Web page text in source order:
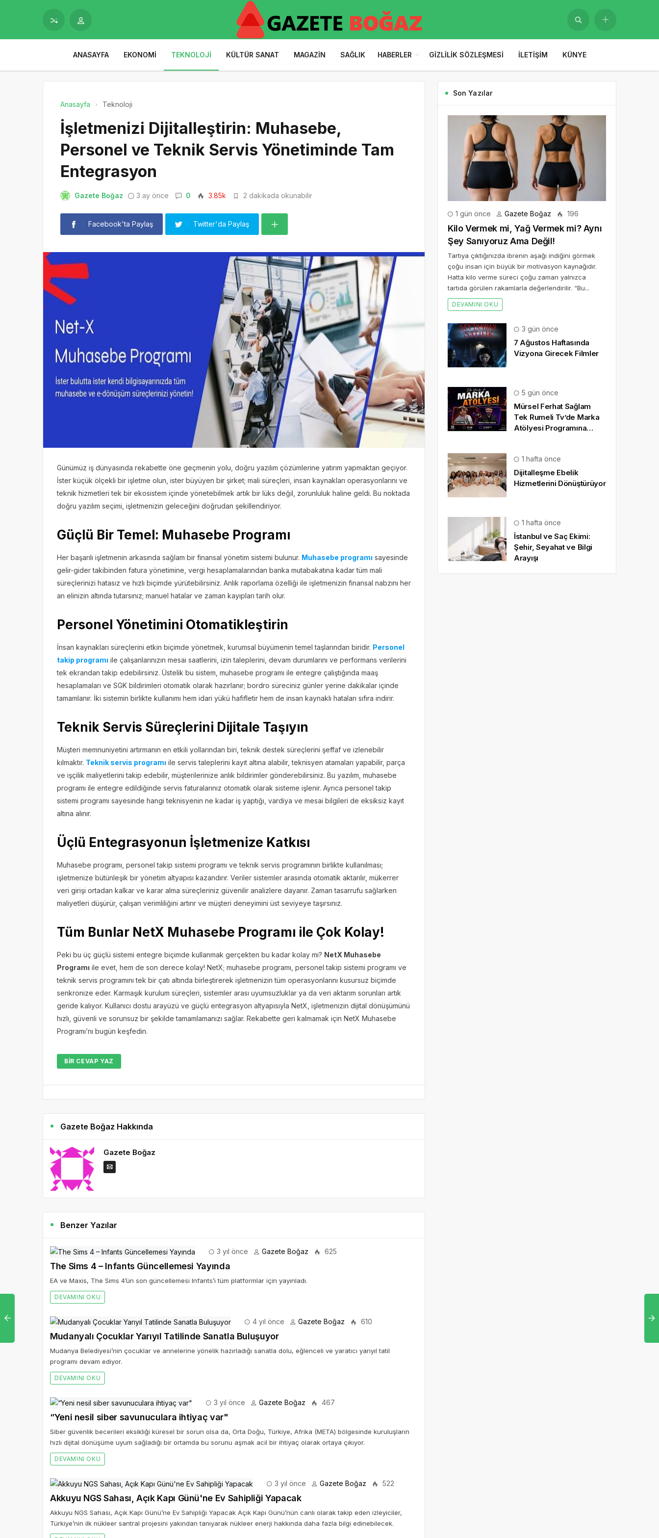
ANASAYFA EKONOMI TEKNOLOJI KÜLTÜR SANAT MAGAZIN SAĞLIK HABERLER GIZLILIK SÖZLEŞMESI İLETIŞIM KÜNYE
Anasayfa Teknoloji
İşletmenizi Dijitalleştirin: Muhasebe,
Personel ve Teknik Servis Yönetiminde Tam
Entegrasyon
Gazete Boğaz 3 ay önce 0 3.85k 2 dakikada okunabilir
Facebook'ta Paylaş Twitter'da Paylaş
Günümüz iş dünyasında rekabette öne geçmenin yolu, doğru yazılım çözümlerine yatırım yapmaktan geçiyor.
İster küçük ölçekli bir işletme olun, ister büyüyen bir şirket; mali süreçleri, insan kaynakları operasyonlarını ve
teknik hizmetleri tek bir ekosistem içinde yönetebilmek artık bir lüks değil, zorunluluk haline geldi. Bu noktada
doğru yazılım seçimi, işletmenizin geleceğini doğrudan şekillendiriyor.
Güçlü Bir Temel: Muhasebe Programı
Her başarılı işletmenin arkasında sağlam bir finansal yönetim sistemi bulunur. Muhasebe programı sayesinde
gelir-gider takibinden fatura yönetimine, vergi hesaplamalarından banka mutabakatına kadar tüm mali
süreçlerinizi hatasız ve hızlı biçimde yürütebilirsiniz. Anlık raporlama özelliği ile işletmenizin finansal nabzını her
an elinizin altında tutarsınız; manuel hatalar ve zaman kayıpları tarih olur.
Personel Yönetimini Otomatikleştirin
İnsan kaynakları süreçlerini etkin biçimde yönetmek, kurumsal büyümenin temel taşlarından biridir. Personel
takip programı ile çalışanlarınızın mesai saatlerini, izin taleplerini, devam durumlarını ve performans verilerini
tek ekrandan takip edebilirsiniz. Üstelik bu sistem, muhasebe programı ile entegre çalıştığında maaş
hesaplamaları ve SGK bildirimleri otomatik olarak hazırlanır; bordro süreciniz günler yerine dakikalar içinde
tamamlanır. İki sistemin birlikte kullanımı hem idari yükü hafifletir hem de insan kaynaklı hataları sıfıra indirir.
Teknik Servis Süreçlerini Dijitale Taşıyın
Müşteri memnuniyetini artırmanın en etkili yollarından biri, teknik destek süreçlerini şeffaf ve izlenebilir
kılmaktır. Teknik servis programı ile servis taleplerini kayıt altına alabilir, teknisyen atamaları yapabilir, parça
ve işçilik maliyetlerini takip edebilir, müşterilerinize anlık bildirimler gönderebilirsiniz. Bu yazılım, muhasebe
programı ile entegre edildiğinde servis faturalarınız otomatik olarak sisteme işlenir. Ayrıca personel takip
sistemi programı sayesinde hangi teknisyenin ne kadar iş yaptığı, vardiya ve mesai bilgileri de eksiksiz kayıt
altına alınır.
Üçlü Entegrasyonun İşletmenize Katkısı
Muhasebe programı, personel takip sistemi programı ve teknik servis programının birlikte kullanılması;
işletmenize bütünleşik bir yönetim altyapısı kazandırır. Veriler sistemler arasında otomatik aktarılır, mükerrer
veri girişi ortadan kalkar ve karar alma süreçleriniz güvenilir analizlere dayanır. Zaman tasarrufu sağlarken
maliyetleri düşürür, çalışan verimliliğini artırır ve müşteri deneyimini üst seviyeye taşırsınız.
Tüm Bunlar NetX Muhasebe Programı ile Çok Kolay!
Peki bu üç güçlü sistemi entegre biçimde kullanmak gerçekten bu kadar kolay mı? NetX Muhasebe
Programı ile evet, hem de son derece kolay! NetX; muhasebe programı, personel takip sistemi programı ve
teknik servis programını tek bir çatı altında birleştirerek işletmenizin tüm operasyonlarını kusursuz biçimde
senkronize eder. Karmaşık kurulum süreçleri, sistemler arası uyumsuzluklar ya da veri aktarım sorunları artık
geride kalıyor. Kullanıcı dostu arayüzü ve güçlü entegrasyon altyapısıyla NetX, işletmenizin dijital dönüşümünü
hızlı, güvenli ve sorunsuz bir şekilde tamamlamanızı sağlar. Rekabette geri kalmamak için NetX Muhasebe
Programı’nı bugün keşfedin.
BIR CEVAP YAZ
Gazete Boğaz Hakkında
Gazete Boğaz
Benzer Yazılar
3 yıl önce Gazete Boğaz 625
The Sims 4 – Infants Güncellemesi Yayında
EA ve Maxis, The Sims 4’ün son güncellemesi Infants’ı tüm platformlar için yayınladı.
DEVAMINI OKU
4 yıl önce Gazete Boğaz 610
Mudanyalı Çocuklar Yarıyıl Tatilinde Sanatla Buluşuyor
Mudanya Belediyesi’nin çocuklar ve annelerine yönelik hazırladığı sanatla dolu, eğlenceli ve yaratıcı yarıyıl tatil
programı devam ediyor.
DEVAMINI OKU
3 yıl önce Gazete Boğaz 467
“Yeni nesil siber savunuculara ihtiyaç var"
Siber güvenlik becerileri eksikliği küresel bir sorun olsa da, Orta Doğu, Türkiye, Afrika (META) bölgesinde kuruluşların
hızlı dijital dönüşüme uyum sağladığı bir ortamda bu sorunu aşmak acil bir ihtiyaç olarak ortaya çıkıyor.
DEVAMINI OKU
3 yıl önce Gazete Boğaz 522
Akkuyu NGS Sahası, Açık Kapı Günü'ne Ev Sahipliği Yapacak
Akkuyu NGS Sahası, Açık Kapı Günü’ne Ev Sahipliği Yapacak Açık Kapı Günü’nün canlı olarak takip eden izleyiciler,
Türkiye’nin ilk nükleer santral projesini yakından tanıyarak nükleer enerji hakkında daha fazla bilgi edinebilecek.
Son Yazılar
1 gün önce Gazete Boğaz 196
Kilo Vermek mi, Yağ Vermek mi? Aynı
Şey Sanıyoruz Ama Değil!
Tartıya çıktığınızda ibrenin aşağı indiğini görmek
çoğu insan için büyük bir motivasyon kaynağıdır.
Hatta kilo verme süreci çoğu zaman yalnızca
tartıda görülen rakamlarla değerlendirilir. “Bu...
DEVAMINI OKU
3 gün önce
7 Ağustos Haftasında
Vizyona Girecek Filmler
5 gün önce
Mürsel Ferhat Sağlam
Tek Rumeli Tv’de Marka
Atölyesi Programına
1 hafta önce
Dijitalleşme Ebelik
Hizmetlerini Dönüştürüyor
1 hafta önce
İstanbul ve Saç Ekimi:
Şehir, Seyahat ve Bilgi
Arayışı